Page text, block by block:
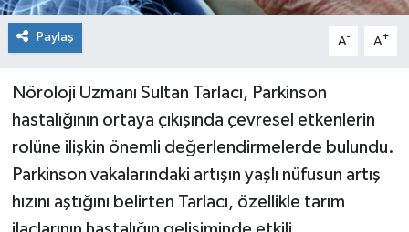
Paylaş A- A+
Nöroloji Uzmanı Sultan Tarlacı, Parkinson
hastalığının ortaya çıkışında çevresel etkenlerin
rolüne ilişkin önemli değerlendirmelerde bulundu.
Parkinson vakalarındaki artışın yaşlı nüfusun artış
hızını aştığını belirten Tarlacı, özellikle tarım